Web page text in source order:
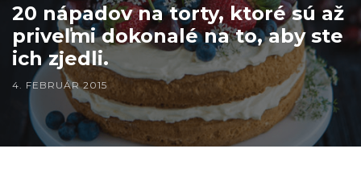
20 nápadov na torty, ktoré sú až
priveľmi dokonalé na to, aby ste
ich zjedli.
4. FEBRUÁR 2015